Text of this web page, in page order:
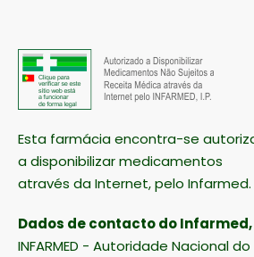
Esta farmácia encontra-se
a disponibilizar medicamentos
através da Internet, pelo Infarmed.
Dados de contacto do Infarmed,
INFARMED - Autoridade Nacional